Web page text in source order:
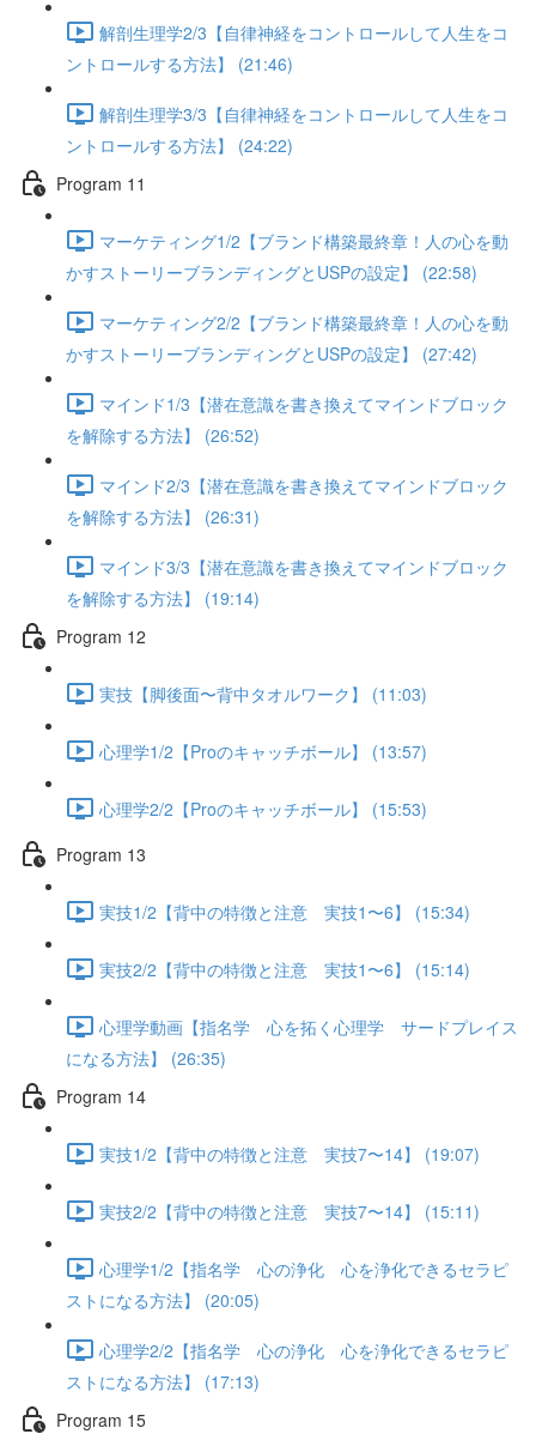
解剖生理学2/3【自律神経をコントロールして人生をコ
ントロールする方法】 (21:46)
解剖生理学3/3【自律神経をコントロールして人生をコ
ントロールする方法】 (24:22)
Program 11
マーケティング1/2【ブランド構築最終章！人の心を動
かすストーリーブランディングとUSPの設定】 (22:58)
マーケティング2/2【ブランド構築最終章！人の心を動
かすストーリーブランディングとUSPの設定】 (27:42)
マインド1/3【潜在意識を書き換えてマインドブロック
を解除する方法】 (26:52)
マインド2/3【潜在意識を書き換えてマインドブロック
を解除する方法】 (26:31)
マインド3/3【潜在意識を書き換えてマインドブロック
を解除する方法】 (19:14)
Program 12
実技【脚後面〜背中タオルワーク】 (11:03)
心理学1/2【Proのキャッチボール】 (13:57)
心理学2/2【Proのキャッチボール】 (15:53)
Program 13
実技1/2【背中の特徴と注意 実技1〜6】 (15:34)
実技2/2【背中の特徴と注意 実技1〜6】 (15:14)
心理学動画【指名学 心を拓く心理学 サードプレイス
になる方法】 (26:35)
Program 14
実技1/2【背中の特徴と注意 実技7〜14】 (19:07)
実技2/2【背中の特徴と注意 実技7〜14】 (15:11)
心理学1/2【指名学 心の浄化 心を浄化できるセラピ
ストになる方法】 (20:05)
心理学2/2【指名学 心の浄化 心を浄化できるセラピ
ストになる方法】 (17:13)
Program 15